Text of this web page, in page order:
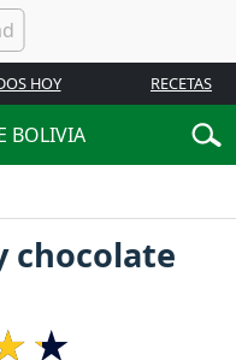
HOY RECETAS
BOLIVIA
chocolate